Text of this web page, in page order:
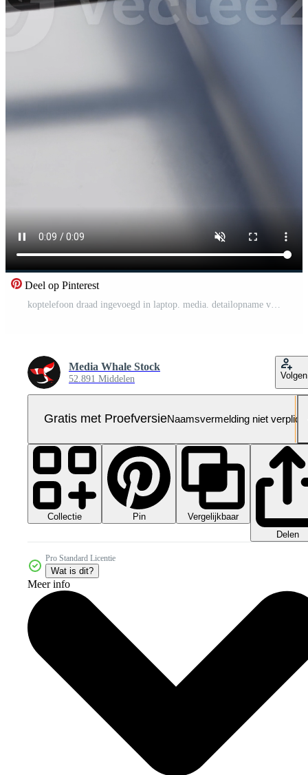
Deel op Pinterest
Media Whale Stock
52.891 Middelen Volgen
Gratis met ProefversieNaamsvermelding niet verplicht
Collectie Pin
Vergelijkbaar
Delen
Pro Standard Licentie
Wat is dit?
Meer info